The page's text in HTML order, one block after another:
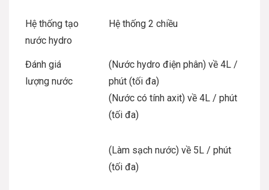
Hệ thống tạo
nước hydro
Hệ thống 2 chiều
Đánh giá
lượng nước
(Nước hydro điện phân) về 4L /
phút (tối đa)
(Nước có tính axit) về 4L / phút
(tối đa)
(Làm sạch nước) về 5L / phút
(tối đa)